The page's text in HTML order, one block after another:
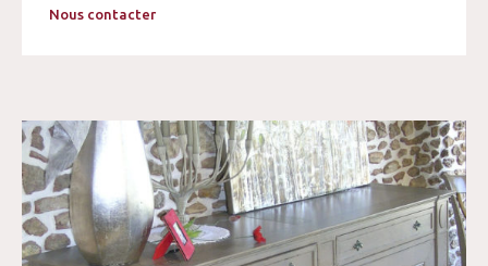
Nous contacter